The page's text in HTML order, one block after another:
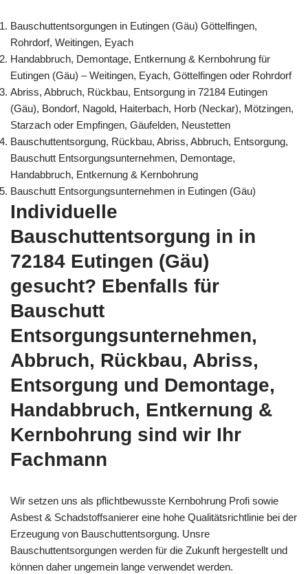
Bauschuttentsorgungen in Eutingen (Gäu) Göttelfingen,
Rohrdorf, Weitingen, Eyach
Handabbruch, Demontage, Entkernung & Kernbohrung für
Eutingen (Gäu) – Weitingen, Eyach, Göttelfingen oder Rohrdorf
Abriss, Abbruch, Rückbau, Entsorgung in 72184 Eutingen
(Gäu), Bondorf, Nagold, Haiterbach, Horb (Neckar), Mötzingen,
Starzach oder Empfingen, Gäufelden, Neustetten
Bauschuttentsorgung, Rückbau, Abriss, Abbruch, Entsorgung,
Bauschutt Entsorgungsunternehmen, Demontage,
Handabbruch, Entkernung & Kernbohrung
Bauschutt Entsorgungsunternehmen in Eutingen (Gäu)
Individuelle
Bauschuttentsorgung in in
72184 Eutingen (Gäu)
gesucht? Ebenfalls für
Bauschutt
Entsorgungsunternehmen,
Abbruch, Rückbau, Abriss,
Entsorgung und Demontage,
Handabbruch, Entkernung &
Kernbohrung sind wir Ihr
Fachmann
Wir setzen uns als pflichtbewusste Kernbohrung Profi sowie
Asbest & Schadstoffsanierer eine hohe Qualitätsrichtlinie bei der
Erzeugung von Bauschuttentsorgung. Unsre
Bauschuttentsorgungen werden für die Zukunft hergestellt und
können daher ungemein lange verwendet werden.